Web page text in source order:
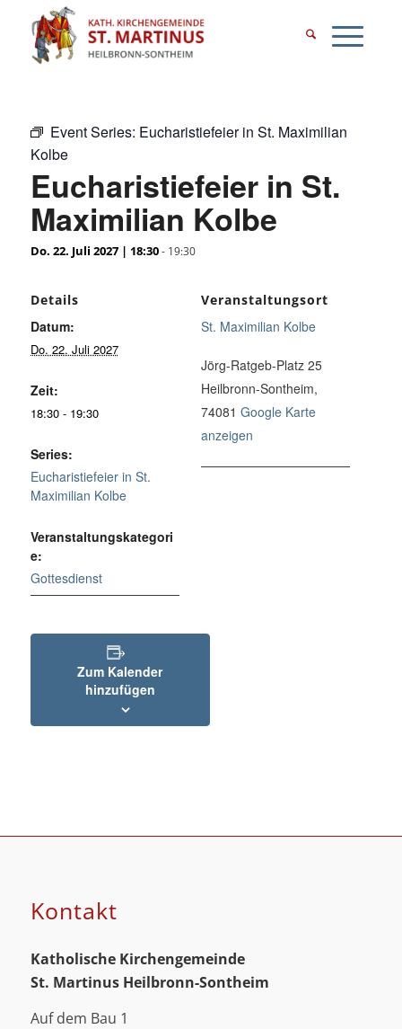
Event Series: Eucharistiefeier in St. Maximilian
Kolbe
Eucharistiefeier in St.
Maximilian Kolbe
Do. 22. Juli 2027 | 18:30- 19:30
Details
Datum:
Do. 22. Juli 2027
Zeit:
18:30 - 19:30
Series:
Eucharistiefeier in St.
Maximilian Kolbe
Veranstaltungskategori
e:
Gottesdienst
Veranstaltungsort
St. Maximilian Kolbe
Jörg-Ratgeb-Platz 25
Heilbronn-Sontheim,
74081 Google Karte
anzeigen
Zum Kalender
hinzufügen
Kontakt
Katholische Kirchengemeinde
St. Martinus Heilbronn-Sontheim
Auf dem Bau 1